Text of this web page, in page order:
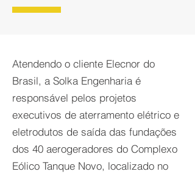
Atendendo o cliente Elecnor do
Brasil, a Solka Engenharia é
responsável pelos projetos
executivos de aterramento elétrico e
eletrodutos de saída das fundações
dos 40 aerogeradores do Complexo
Eólico Tanque Novo, localizado no